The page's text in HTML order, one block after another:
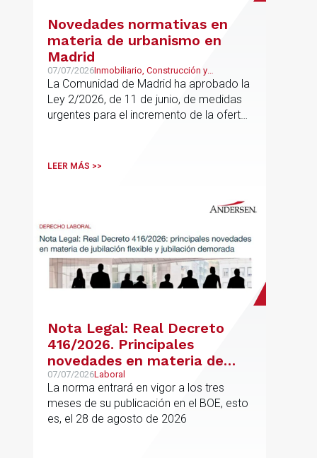
Novedades normativas en
materia de urbanismo en
Madrid
07/07/2026Inmobiliario, Construcción y
Urbanismo
La Comunidad de Madrid ha aprobado la
Ley 2/2026, de 11 de junio, de medidas
urgentes para el incremento de la oferta
LEER MÁS >>
Nota Legal: Real Decreto
416/2026. Principales
novedades en materia de
jubilación flexible y jubilación
demorada
07/07/2026Laboral
La norma entrará en vigor a los tres
meses de su publicación en el BOE, esto
es, el 28 de agosto de 2026